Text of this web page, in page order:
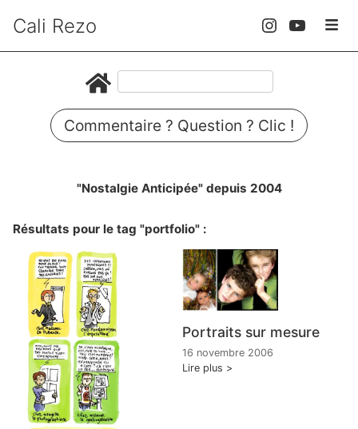
Cali Rezo
Commentaire ? Question ? Clic !
"Nostalgie Anticipée" depuis 2004
Résultats pour le tag "portfolio" :
Portraits sur mesure
16 novembre 2006
Lire plus